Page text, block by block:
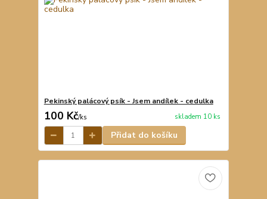
Pekinský palácový psík - Jsem andílek - cedulka
100 Kč/ks skladem 10 ks
Přidat do košíku